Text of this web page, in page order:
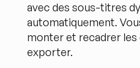
avec des sous-titres
automatiquement.
monter et recadrer les
exporter.